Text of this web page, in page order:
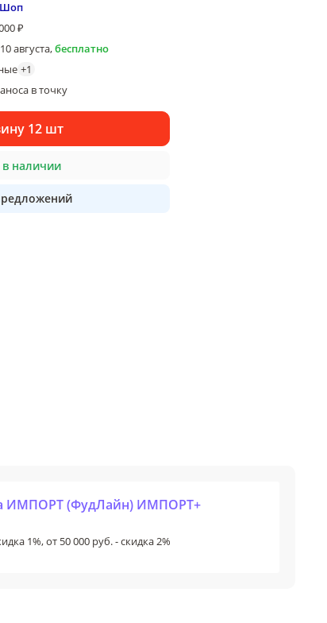
₽
августа,бесплатно
+1
в точку
12 шт
наличии
ИМПОРТ (ФудЛайн) ИМПОРТ+
1%, от 50 000 руб. - скидка 2%